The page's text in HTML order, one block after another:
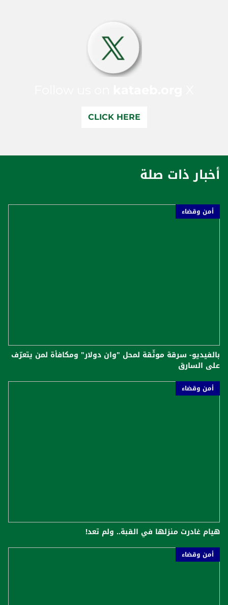
CLICK HERE
أخبار ذات صلة
أمن وقضاء
بالفيديو- سرقة موثّقة لمحل "وان دولار" ومكافأة لمن يتعرّف
على السارق
أمن وقضاء
هيام غادرت منزلها في القبة.. ولم تعد!
أمن وقضاء